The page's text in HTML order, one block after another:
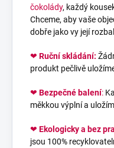
čokolády, každý
Chceme, aby vaše
dobře jako vy její
❤ Ruční skládání:
produkt pečlivě
❤ Bezpečné balení:
měkkou výplní a
❤ Ekologicky a bez
jsou 100%